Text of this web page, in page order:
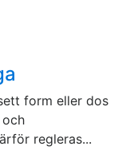
form eller dos
regleras...